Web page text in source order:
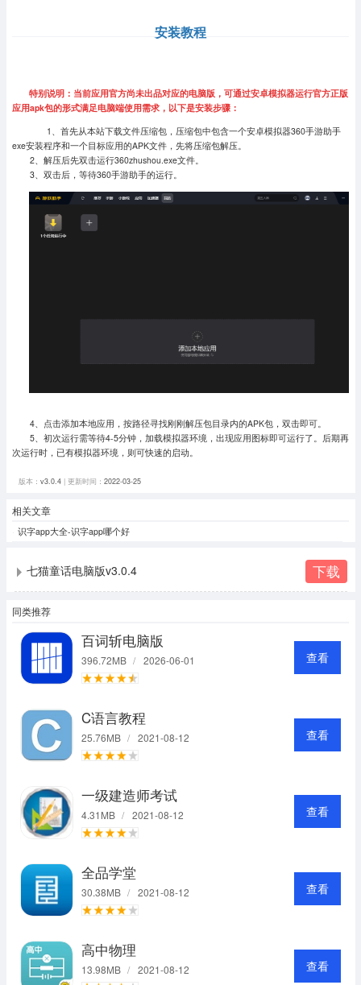
安装教程
特别说明：当前应用官方尚未出品对应的电脑版，可通过安卓模拟器运行官方正版
应用apk包的形式满足电脑端使用需求，以下是安装步骤：
1、首先从本站下载文件压缩包，压缩包中包含一个安卓模拟器360手游助手
exe安装程序和一个目标应用的APK文件，先将压缩包解压。
2、解压后先双击运行360zhushou.exe文件。
3、双击后，等待360手游助手的运行。
4、点击添加本地应用，按路径寻找刚刚解压包目录内的APK包，双击即可。
5、初次运行需等待4-5分钟，加载模拟器环境，出现应用图标即可运行了。 后期再
次运行时，已有模拟器环境，则可快速的启动。
版本： v3.0.4| 更新时间： 2022-03-25
相关文章
识字app大全-识字app哪个好
七猫童话电脑版v3.0.4 下载
同类推荐
百词斩电脑版
396.72MB / 2026-06-01 查看
C语言教程
25.76MB / 2021-08-12 查看
一级建造师考试
4.31MB / 2021-08-12 查看
全品学堂
30.38MB / 2021-08-12 查看
高中物理
13.98MB / 2021-08-12 查看